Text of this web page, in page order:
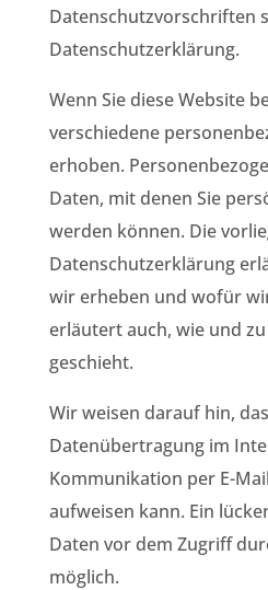
Datenschutzvorschriften
Datenschutzerklärung.
Wenn Sie diese Website
verschiedene
erhoben.
Daten, mit denen Sie
werden können. Die
Datenschutzerklärung
wir erheben und wofür
erläutert auch, wie und
geschieht.
Wir weisen darauf hin,
Datenübertragung im
Kommunikation per E-
aufweisen kann. Ein
Daten vor dem Zugriff
möglich.